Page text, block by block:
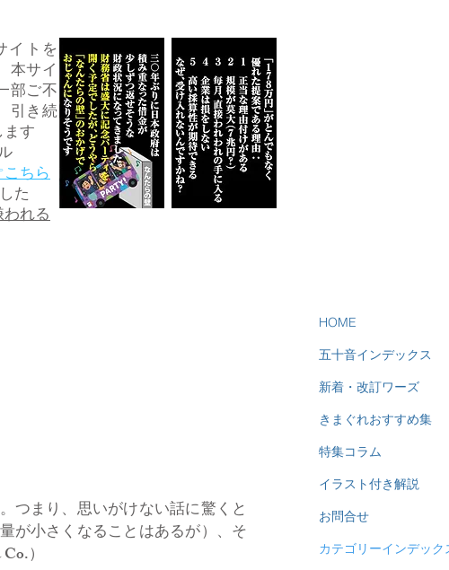
イトを
本サイ
部ご不
引き続
す
ちら
た
れる
つまり、思いがけない話に驚くと
が小さくなることはあるが）、そ
）
HOME
五十音インデックス
新着・改訂ワーズ
きまぐれおすすめ集
特集コラム
イラスト付き解説
お問合せ
カテゴリーインデック